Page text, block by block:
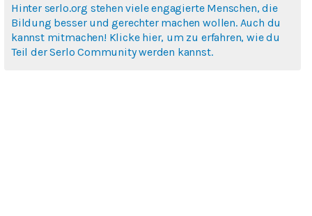
Hinter serlo.org stehen viele engagierte Menschen, die
Bildung besser und gerechter machen wollen. Auch du
kannst mitmachen! Klicke hier, um zu erfahren, wie du
Teil der Serlo Community werden kannst.